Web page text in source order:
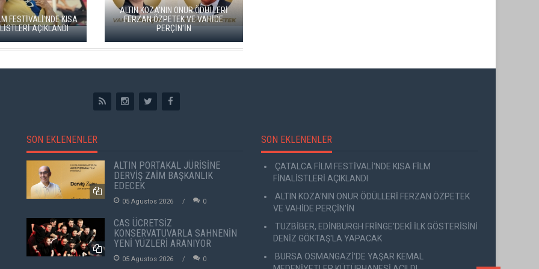
USTAOĞLU'NUN
SAN SEBASTIÁN'DA
PRÖMİYERİNİ YAPACAK
GO TÜRKİYE MİNİ DİZİLERİNİN YENİ
ROTASI DOĞU KARADENİZ OLDU
SON EKLENENLER
ALTIN PORTAKAL JÜRİSİNE
DERVİŞ ZAİM BAŞKANLIK
EDECEK
05 Agustos 2026 0
CAS ÜCRETSİZ
KONSERVATUVARLA SAHNENİN
YENİ YÜZLERİ ARANIYOR
05 Agustos 2026 0
SON EKLENENLER
ÇATALCA FİLM FESTİVALİ'NDE KISA FİLM
FİNALİSTLERİ AÇIKLANDI
ALTIN KOZA'NIN ONUR ÖDÜLLERİ FERZAN ÖZPETEK
VE VAHİDE PERÇİN'İN
TUZBİBER, EDİNBURGH FRİNGE'DEKİ İLK GÖSTERİSİNİ
DENİZ GÖKTAŞ'LA YAPACAK
BURSA OSMANGAZİ'DE YAŞAR KEMAL